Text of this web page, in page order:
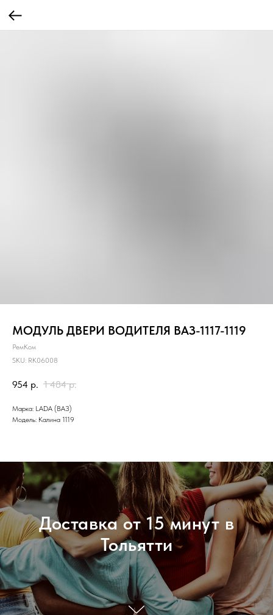
МОДУЛЬ ДВЕРИ ВОДИТЕЛЯ ВАЗ-1117-1119
РемКом
SKU: RK06008
954 р. 1 484 р.
Марка: LADA (ВАЗ)
Модель: Калина 1119
Доставка от 15 минут в
Тольятти